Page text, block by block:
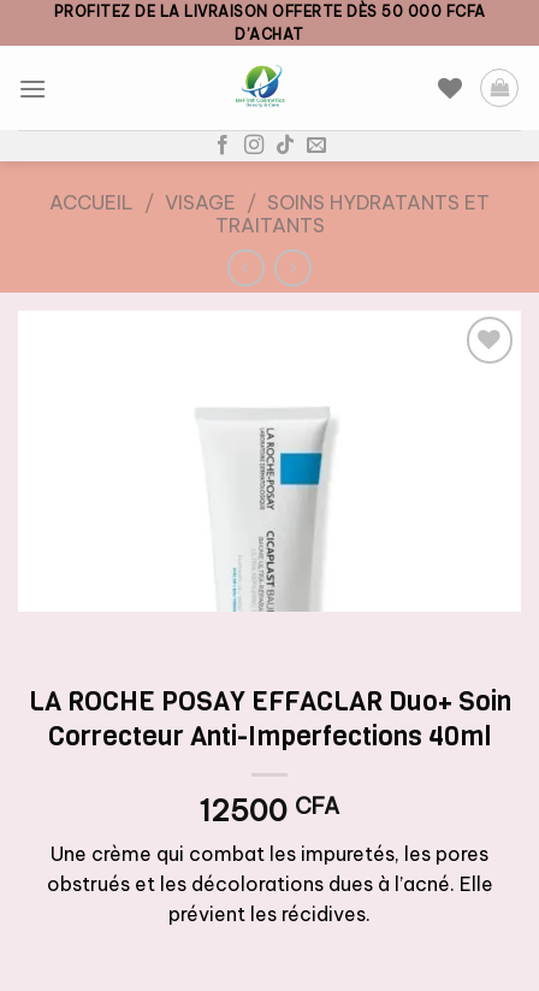
to
PROFITEZ DE LA LIVRAISON OFFERTE DÈS 50 000 FCFA
D’ACHAT
ACCUEIL / VISAGE / SOINS HYDRATANTS ET
TRAITANTS
LA ROCHE POSAY EFFACLAR Duo+ Soin
Correcteur Anti-Imperfections 40ml
12500 CFA
Une crème qui combat les impuretés, les pores
obstrués et les décolorations dues à l’acné. Elle
prévient les récidives.